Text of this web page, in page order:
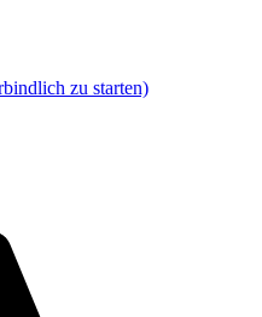
zu starten)